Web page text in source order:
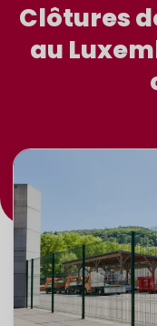
Clôtures
au